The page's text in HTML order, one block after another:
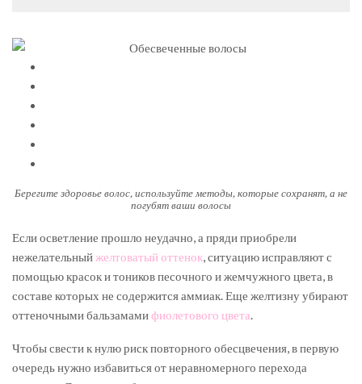
Берегите здоровье волос, используйте методы, которые сохранят, а не
погубят ваши волосы
Если осветление прошло неудачно, а пряди приобрели
нежелательныйжелтоватый оттенок, ситуацию исправляют с
помощью красок и тоников песочного и жемчужного цвета, в
составе которых не содержится аммиак. Еще желтизну убирают
оттеночными бальзамамифиолетового цвета.
Чтобы свести к нулю риск повторного обесцвечения, в первую
очередь нужно избавиться от неравномерного перехода